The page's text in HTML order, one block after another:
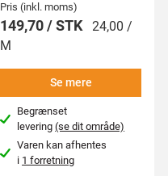
Pris (inkl. moms)
149,70 / STK 24,00 /
M
Se mere
Begrænset
levering(se dit område)
Varen kan afhentes
i 1 forretning